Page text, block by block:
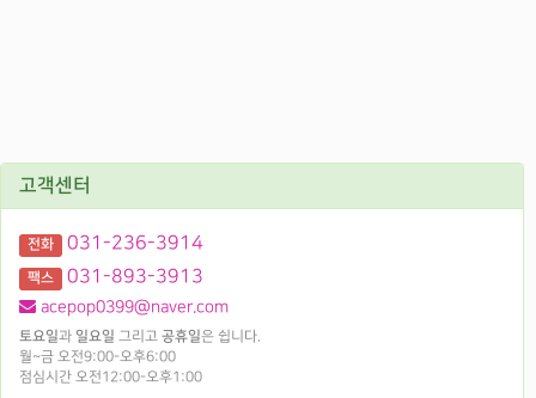
고객센터
전화 031-236-3914
팩스 031-893-3913
acepop0399@naver.com
토요일과 일요일 그리고 공휴일은 쉽니다.
월~금 오전9:00-오후6:00
점심시간 오전12:00-오후1:00